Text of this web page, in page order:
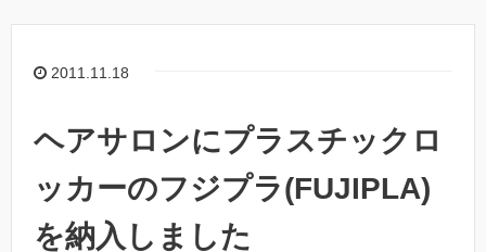
2011.11.18
ヘアサロンにプラスチックロ
ッカーのフジプラ(FUJIPLA)
を納入しました